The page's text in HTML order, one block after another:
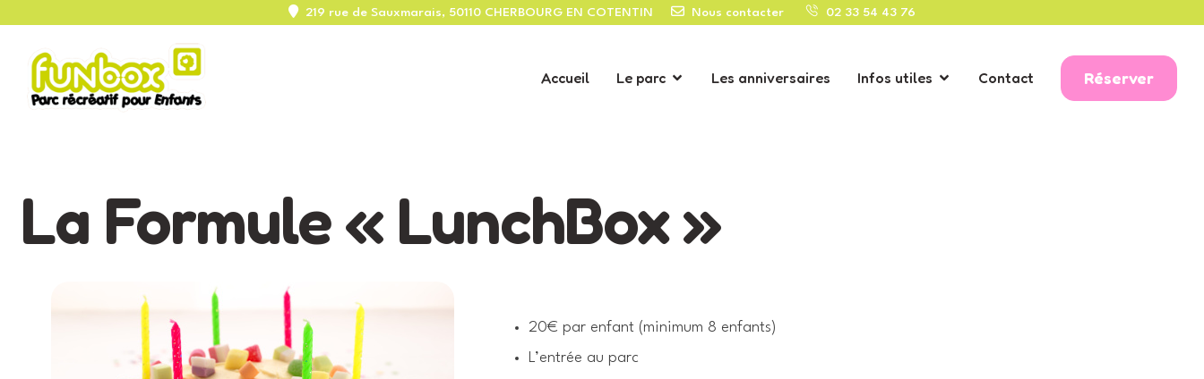
219 rue de Sauxmarais, 50110 CHERBOURG EN COTENTIN Nous contacter 02 33 54 43 76
Accueil Le parc Les anniversaires Infos utiles Contact Réserver
La Formule « LunchBox »
20€ par enfant (minimum 8 enfants)
L’entrée au parc